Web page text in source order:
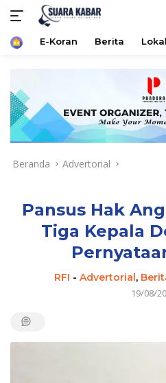
konten
HomeE-Koran Berita Lokal
Beranda Advertorial
Pansus Hak
Tiga Kepala
RFI - Advertorial,
19/08/